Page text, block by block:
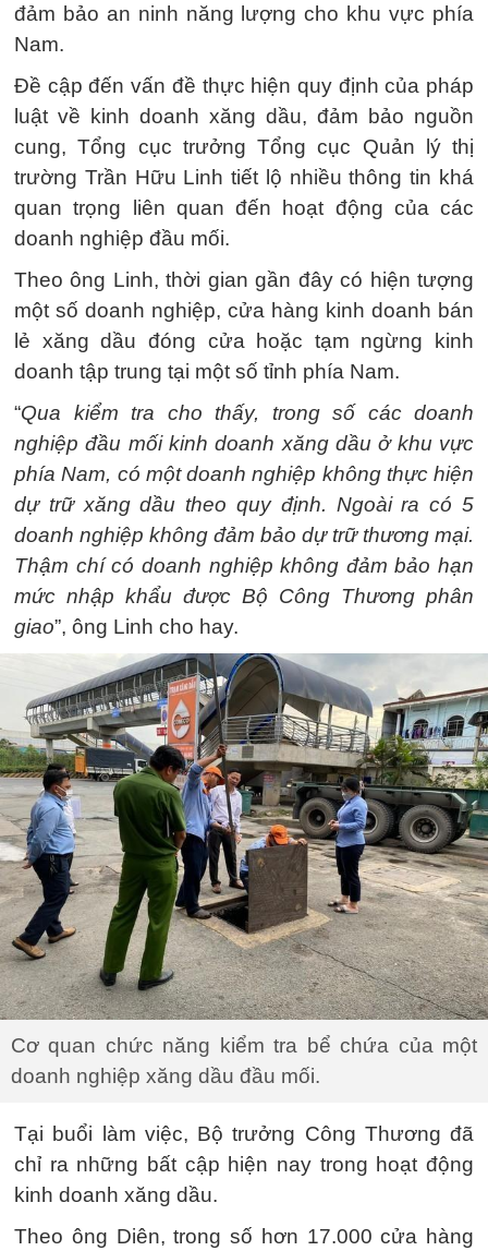
đảm bảo an ninh năng lượng cho khu vực phía
Nam.
Đề cập đến vấn đề thực hiện quy định của pháp
luật về kinh doanh xăng dầu, đảm bảo nguồn
cung, Tổng cục trưởng Tổng cục Quản lý thị
trường Trần Hữu Linh tiết lộ nhiều thông tin khá
quan trọng liên quan đến hoạt động của các
doanh nghiệp đầu mối.
Theo ông Linh, thời gian gần đây có hiện tượng
một số doanh nghiệp, cửa hàng kinh doanh bán
lẻ xăng dầu đóng cửa hoặc tạm ngừng kinh
doanh tập trung tại một số tỉnh phía Nam.
“Qua kiểm tra cho thấy, trong số các doanh
nghiệp đầu mối kinh doanh xăng dầu ở khu vực
phía Nam, có một doanh nghiệp không thực hiện
dự trữ xăng dầu theo quy định. Ngoài ra có 5
doanh nghiệp không đảm bảo dự trữ thương mại.
Thậm chí có doanh nghiệp không đảm bảo hạn
mức nhập khẩu được Bộ Công Thương phân
giao”, ông Linh cho hay.
Cơ quan chức năng kiểm tra bể chứa của một
doanh nghiệp xăng dầu đầu mối.
Tại buổi làm việc, Bộ trưởng Công Thương đã
chỉ ra những bất cập hiện nay trong hoạt động
kinh doanh xăng dầu.
Theo ông Diên, trong số hơn 17.000 cửa hàng